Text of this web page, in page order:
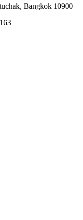
Bangkok 10900